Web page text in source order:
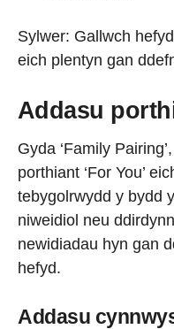
Sylwer: Gallwch
eich plentyn gan
Addasu
Gyda ‘Family
porthiant ‘For You’
tebygolrwydd y bydd
niweidiol neu
newidiadau hyn gan
hefyd.
Addasu